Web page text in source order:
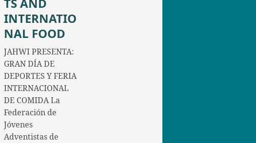
TS AND
INTERNATIO
NAL FOOD
JAHWI PRESENTA:
GRAN DÍA DE
DEPORTES Y FERIA
INTERNACIONAL
DE COMIDA La
Federación de
Jóvenes
Adventistas de